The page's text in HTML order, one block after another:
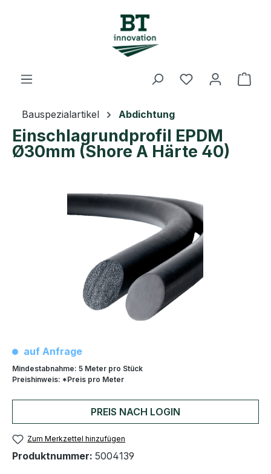
Zum Hauptinhalt springen
Du hast 0
Bauspezialartikel Abdichtung
Einschlagrundprofil EPDM
Ø30mm (Shore A Härte 40)
Bildergalerie überspringen
auf Anfrage
Mindestabnahme: 5 Meter pro Stück
Preishinweis: *Preis pro Meter
PREIS NACH LOGIN
Zum Merkzettel hinzufügen
Produktnummer: 5004139